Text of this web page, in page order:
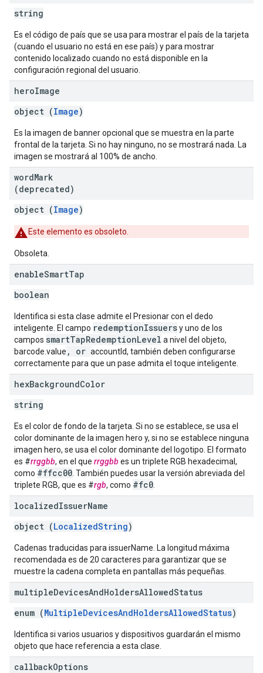
string
Es el código de país que se usa para mostrar el país de la tarjeta
(cuando el usuario no está en ese país) y para mostrar
contenido localizado cuando no está disponible en la
configuración regional del usuario.
heroImage
object (Image)
Es la imagen de banner opcional que se muestra en la parte
frontal de la tarjeta. Si no hay ninguno, no se mostrará nada. La
imagen se mostrará al 100% de ancho.
wordMark
(deprecated)
object (Image)
Este elemento es obsoleto.
Obsoleta.
enableSmartTap
boolean
Identifica si esta clase admite el Presionar con el dedo
inteligente. El campo redemptionIssuersy uno de los
campos smartTapRedemptionLevel a nivel del objeto,
barcode.value , or accountId, también deben configurarse
correctamente para que un pase admita el toque inteligente.
hexBackgroundColor
string
Es el color de fondo de la tarjeta. Si no se establece, se usa el
color dominante de la imagen hero y, si no se establece ninguna
imagen hero, se usa el color dominante del logotipo. El formato
es #rrggbb, en el que rrggbb es un triplete RGB hexadecimal,
como #ffcc00 . También puedes usar la versión abreviada del
triplete RGB, que es #rgb, como #fc0
localizedIssuerName
object (LocalizedString)
Cadenas traducidas para issuerName. La longitud máxima
recomendada es de 20 caracteres para garantizar que se
muestre la cadena completa en pantallas más pequeñas.
multipleDevicesAndHoldersAllowedStatus
enum (MultipleDevicesAndHoldersAllowedStatus)
Identifica si varios usuarios y dispositivos guardarán el mismo
objeto que hace referencia a esta clase.
callbackOptions